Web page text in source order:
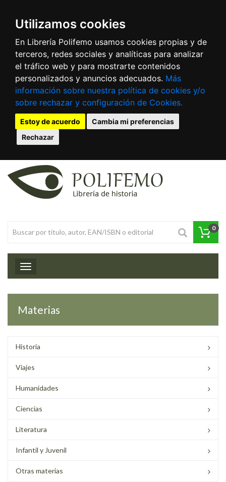
Utilizamos cookies
En Librería Polifemo usamos cookies propias y de
terceros, redes sociales y analíticas para analizar
el tráfico web y para mostrarte contenidos
personalizados y anuncios adecuados. Más
información sobre nuestra política de cookies y/o
sobre rechazar y configuración de Cookies.
Estoy de acuerdo
Cambia mi preferencias
Rechazar
0
Toggle navigation
Materias
Historia
Viajes
Humanidades
Ciencias
Literatura
Infantil y Juvenil
Otras materias